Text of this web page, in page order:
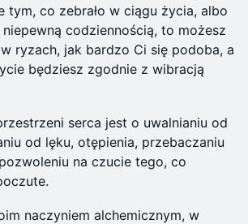
tym, co zebrało w ciągu życia, albo
codziennością, to możesz
ryzach, jak bardzo Ci się podoba, a
będziesz zgodnie z wibracją
serca jest o uwalnianiu od
od lęku, otępienia, przebaczaniu
na czucie tego, co
naczyniem alchemicznym, w